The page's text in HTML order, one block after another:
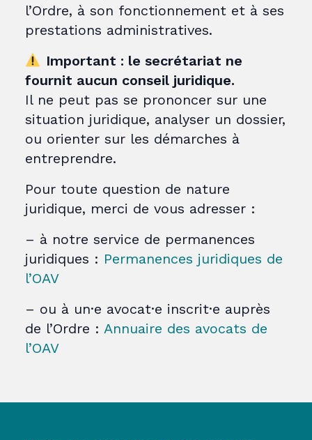
l’Ordre, à son fonctionnement et à ses
prestations administratives.
Important : le secrétariat ne
fournit aucun conseil juridique.
Il ne peut pas se prononcer sur une
situation juridique, analyser un dossier,
ou orienter sur les démarches à
entreprendre.
Pour toute question de nature
juridique, merci de vous adresser :
– à notre service de permanences
juridiques : Permanences juridiques de
l’OAV
– ou à un·e avocat·e inscrit·e auprès
de l’Ordre : Annuaire des avocats de
l’OAV